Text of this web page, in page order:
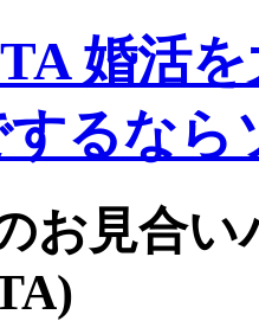
婚活
するな
お見合